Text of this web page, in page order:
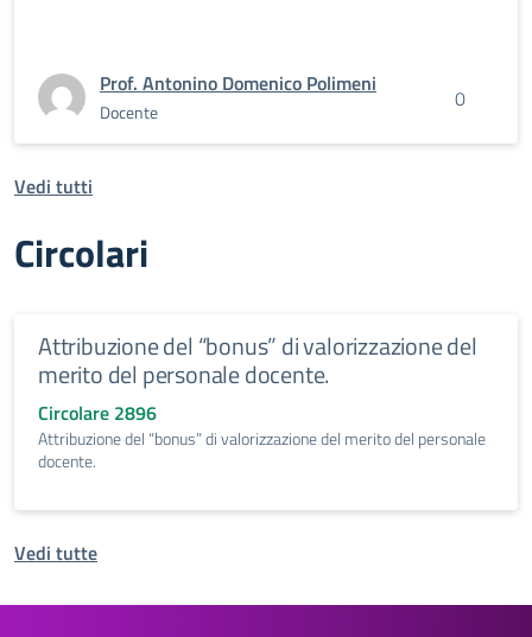
Prof. Antonino Domenico Polimeni
Docente 0
Vedi tutti
Circolari
Attribuzione del “bonus” di valorizzazione del
merito del personale docente.
Circolare 2896
Attribuzione del “bonus” di valorizzazione del merito del personale
docente.
Vedi tutte